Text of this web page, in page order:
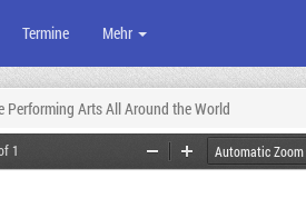
Termine Mehr
Performing Arts All Around the World
1
Zoom Zoom